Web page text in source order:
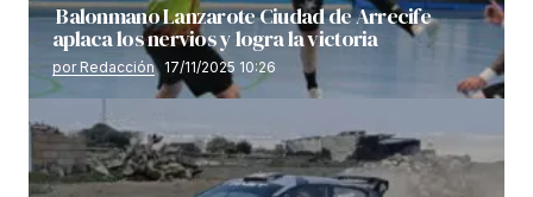
Balonmano Lanzarote Ciudad de Arrecife
aplaca los nervios y logra la victoria
por Redacción 17/11/2025 10:26